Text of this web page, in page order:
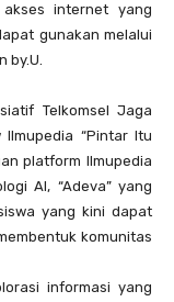
internet yang
gunakan melalui
by.U.
Telkomsel Jaga
“Pintar Itu
platform Ilmupedia
AI, “Adeva” yang
yang kini dapat
komunitas
informasi yang